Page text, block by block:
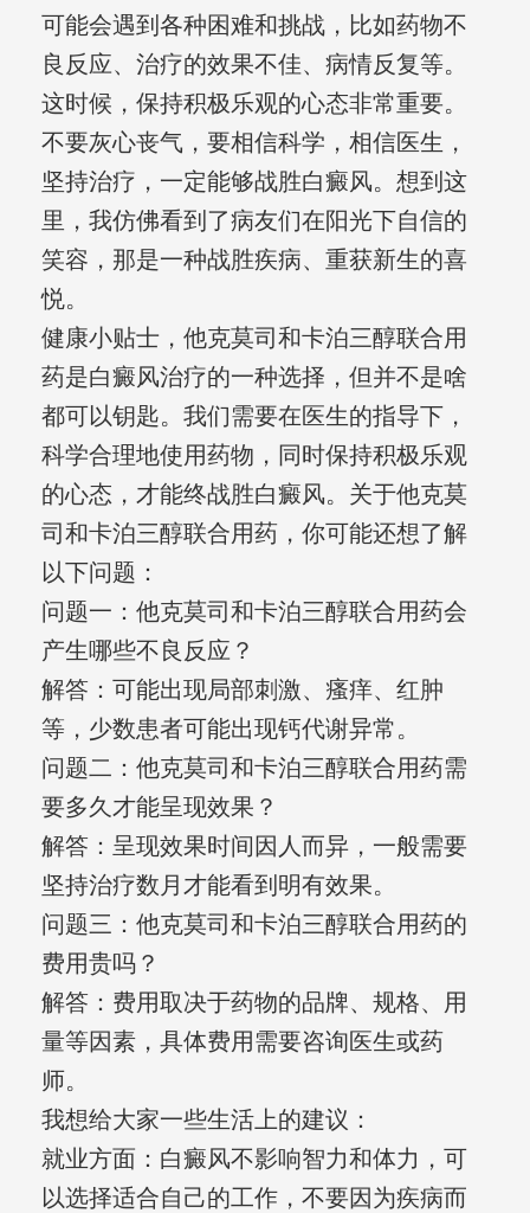
可能会遇到各种困难和挑战，比如药物不
良反应、治疗的效果不佳、病情反复等。
这时候，保持积极乐观的心态非常重要。
不要灰心丧气，要相信科学，相信医生，
坚持治疗，一定能够战胜白癜风。想到这
里，我仿佛看到了病友们在阳光下自信的
笑容，那是一种战胜疾病、重获新生的喜
悦。
健康小贴士，他克莫司和卡泊三醇联合用
药是白癜风治疗的一种选择，但并不是啥
都可以钥匙。我们需要在医生的指导下，
科学合理地使用药物，同时保持积极乐观
的心态，才能终战胜白癜风。关于他克莫
司和卡泊三醇联合用药，你可能还想了解
以下问题：
问题一：他克莫司和卡泊三醇联合用药会
产生哪些不良反应？
解答：可能出现局部刺激、瘙痒、红肿
等，少数患者可能出现钙代谢异常。
问题二：他克莫司和卡泊三醇联合用药需
要多久才能呈现效果？
解答：呈现效果时间因人而异，一般需要
坚持治疗数月才能看到明有效果。
问题三：他克莫司和卡泊三醇联合用药的
费用贵吗？
解答：费用取决于药物的品牌、规格、用
量等因素，具体费用需要咨询医生或药
师。
我想给大家一些生活上的建议：
就业方面：白癜风不影响智力和体力，可
以选择适合自己的工作，不要因为疾病而